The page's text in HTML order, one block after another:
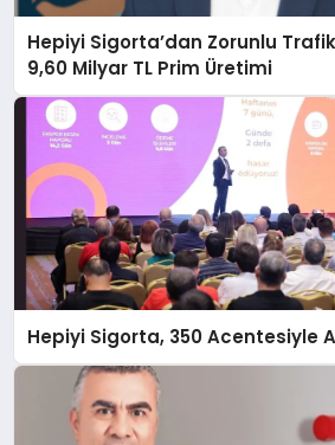
Hepiyi Sigorta’dan Zorunlu
9,60 Milyar TL Prim Üretimi
Hepiyi Sigorta, 350 Acentesiyle